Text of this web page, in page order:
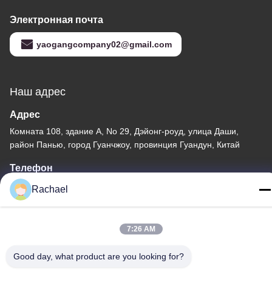
Электронная почта
yaogangcompany02@gmail.com
Наш адрес
Адрес
Комната 108, здание А, No 29, Дэйонг-роуд, улица Даши,
район Панью, город Гуанчжоу, провинция Гуандун, Китай
Телефон
0086-15112103717
Rachael
7:26 AM
Good day, what product are you looking for?